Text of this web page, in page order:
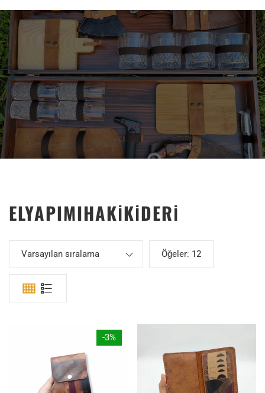
ÜRÜNLER
ELYAPIMIHAKIKIDERI
Varsayılan sıralama Öğeler: 12
-3%